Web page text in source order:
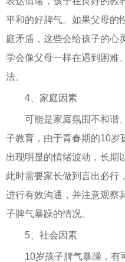
平和的好脾气。如果父母的
庭矛盾，这些会给孩子的心
学会像父母一样在遇到困难
法。
4、家庭因素
可能是家庭氛围不和谐
子教育，由于青春期的10岁
出现明显的情绪波动，长期
此时需要家长做到言出必行
进行有效沟通，并注意观察
子脾气暴躁的情况。
5、社会因素
10岁孩子脾气暴躁，有